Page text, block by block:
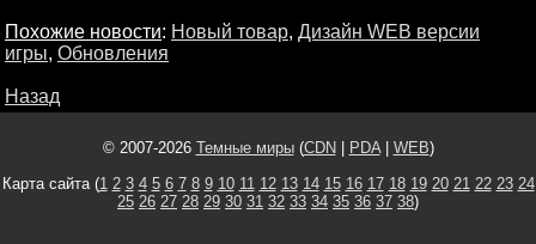
Похожие новости: Новый товар, Дизайн WEB версии
игры, Обновления
Назад
© 2007-2026 Темные миры(CDN PDA| WEB)
Карта сайта (1 2 3 4 5 6 7 8 9 10 11 12 13 14 15 16 17 18 19 20 21 22 23 24
25 26 27 28 29 30 31 32 33 34 35 36 37 38)